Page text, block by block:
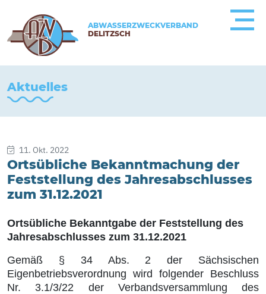
ABWASSERZWECKVERBAND
DELITZSCH
Aktuelles
11. Okt. 2022
Ortsübliche Bekanntmachung der
Feststellung des Jahresabschlusses
zum 31.12.2021
Ortsübliche Bekanntgabe der Feststellung des
Jahresabschlusses zum 31.12.2021
Gemäß § 34 Abs. 2 der Sächsischen
Eigenbetriebsverordnung wird folgender Beschluss
Nr. 3.1/3/22 der Verbandsversammlung des